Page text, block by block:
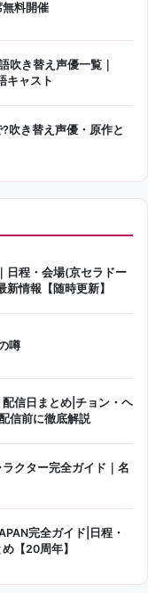
料開催
吹き替え声優一覧｜
キャスト
吹き替え声優・原作と
日程・会場(京セラドー
情報【随時更新】
噂
配信日まとめ|チョン・ヘ
信前に徹底解説
ラクター完全ガイド｜名
完全ガイド|日程・
【20周年】